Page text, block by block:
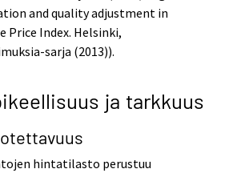
and quality adjustment in
Price Index. Helsinki,
sarja (2013)).
ja tarkkuus
hintatilasto perustuu